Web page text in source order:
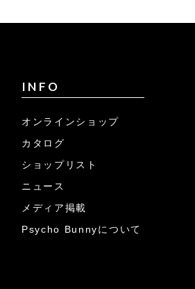
INFO
オンラインショップ
カタログ
ショップリスト
ニュース
メディア掲載
Psycho Bunnyについて